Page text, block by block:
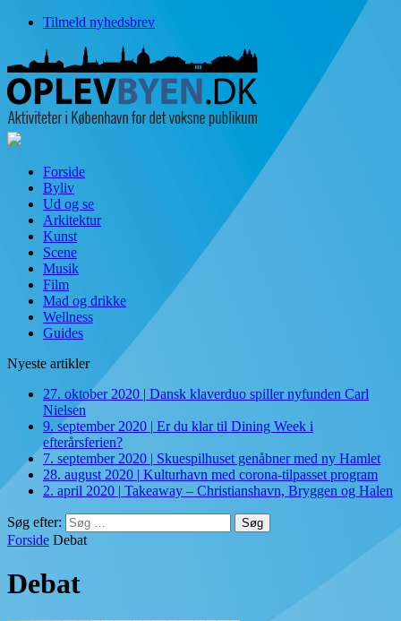
Tilmeld nyhedsbrev
Forside
Byliv
Ud og se
Arkitektur
Kunst
Scene
Musik
Film
Mad og drikke
Wellness
Guides
Nyeste artikler
27. oktober 2020 | Dansk klaverduo spiller nyfunden Carl
Nielsen
9. september 2020 | Er du klar til Dining Week i
efterårsferien?
7. september 2020 | Skuespilhuset genåbner med ny Hamlet
28. august 2020 | Kulturhavn med corona-tilpasset program
2. april 2020 | Takeaway – Christianshavn, Bryggen og Halen
Søg efter:
Forside Debat
Debat